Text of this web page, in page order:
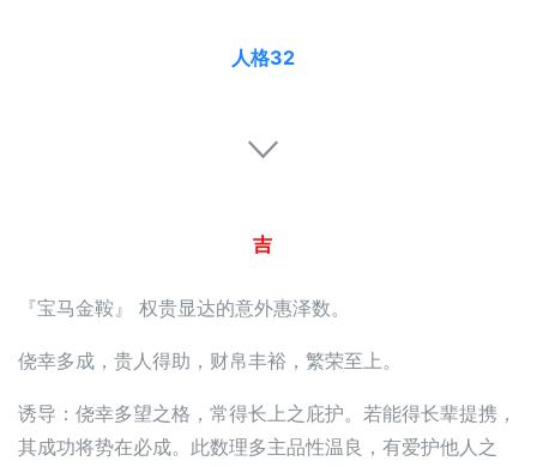
人格32
吉
『宝马金鞍』 权贵显达的意外惠泽数。
侥幸多成，贵人得助，财帛丰裕，繁荣至上。
诱导：侥幸多望之格，常得长上之庇护。若能得长辈提携，
其成功将势在必成。此数理多主品性温良，有爱护他人之